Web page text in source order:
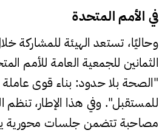
في الأمم المتحدة
وحاليًا، تستعد الهيئة للمشاركة
الثمانين للجمعية العامة للأمم
"الصحة بلا حدود: بناء قوى
للمستقبل". وفي هذا الإطار، تنظم
مصاحبة تتضمن جلسات محورية